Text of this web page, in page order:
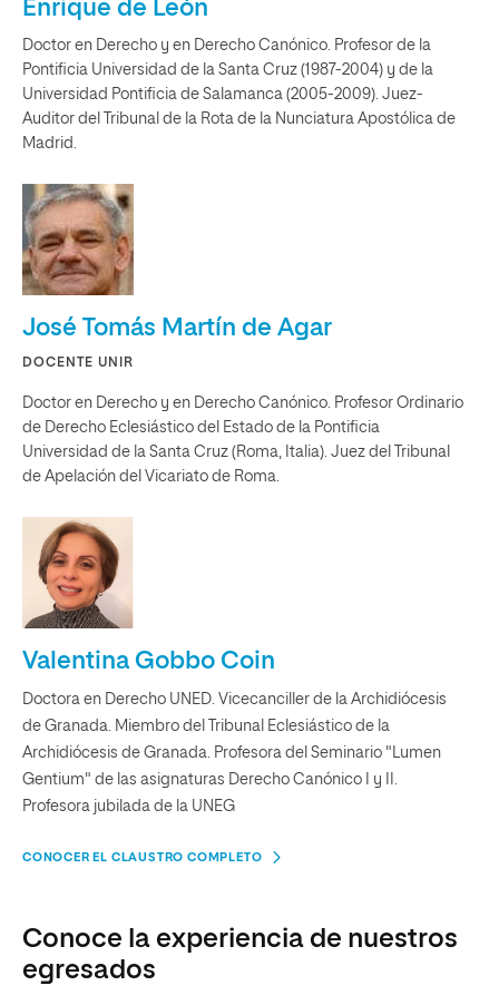
Enrique de León
Doctor en Derecho y en Derecho Canónico. Profesor de la
Pontificia Universidad de la Santa Cruz (1987-2004) y de la
Universidad Pontificia de Salamanca (2005-2009). Juez-
Auditor del Tribunal de la Rota de la Nunciatura Apostólica de
Madrid.
José Tomás Martín de Agar
DOCENTE UNIR
Doctor en Derecho y en Derecho Canónico. Profesor Ordinario
de Derecho Eclesiástico del Estado de la Pontificia
Universidad de la Santa Cruz (Roma, Italia). Juez del Tribunal
de Apelación del Vicariato de Roma.
Valentina Gobbo Coin
Doctora en Derecho UNED. Vicecanciller de la Archidiócesis
de Granada. Miembro del Tribunal Eclesiástico de la
Archidiócesis de Granada. Profesora del Seminario "Lumen
Gentium" de las asignaturas Derecho Canónico I y II.
Profesora jubilada de la UNEG
CONOCER EL CLAUSTRO COMPLETO
Conoce la experiencia de nuestros
egresados